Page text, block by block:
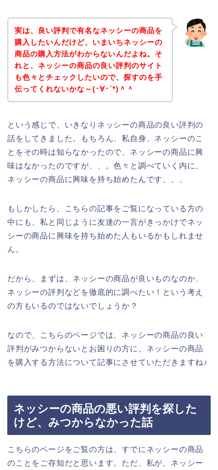
実は、良い評判で有名なネッシーの商品を
購入したいんだけど、いまいちネッシーの
商品の購入方法がわからないんだよね。そ
れと、ネッシーの商品の良い評判のサイト
も色々とチェックしたいので、探すのを手
伝ってくれないかな～(･∀･`*)＾＾
という感じで、いきなりネッシーの商品の良い評判の
話をしてきました。もちろん、私自身、ネッシーのこ
とをその時は知らなかったので、ネッシーの商品に興
味はなかったのですが、、。色々と調べていく内に、
ネッシーの商品に興味を持ち始めたんです、、、
もしかしたら、こちらの記事をご覧になっている方の
中にも、私と同じように友達の一言がきっかけでネッ
シーの商品に興味を持ち始めた人もいるかもしれませ
ん。
だから、まずは、ネッシーの商品が良いものなのか、
ネッシーの評判などを徹底的に調べたい！という考え
の方もいるのではないでしょうか？
なので、こちらのページでは、ネッシーの商品の良い
評判がみつからないとお困りの方に、ネッシーの商品
を購入する方法について記事にさせていただきますね♪
ネッシーの商品の悪い評判を探した
けど、みつからなかった話
こちらのページをご覧の方は、すでにネッシーの商品
のことをご存知だと思います。ただ、私が、ネッシー